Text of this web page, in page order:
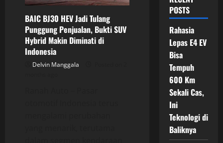
BAIC BJ30 HEV Jadi Tulang
Punggung Penjualan, Bukti SUV
Hybrid Makin Diminati di
Indonesia
Delvin Manggala
POSTS
Rahasia
Lepas E4 EV
Bisa
Tempuh
600 Km
Sekali Cas,
Ini
Teknologi di
Baliknya